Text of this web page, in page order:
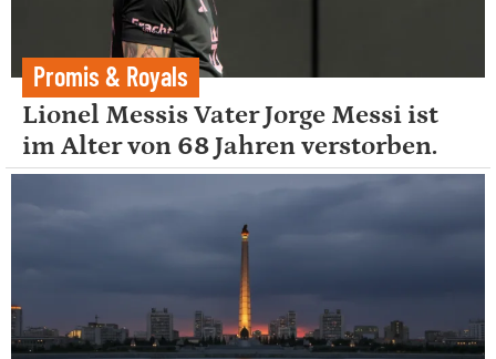
Promis & Royals
Lionel Messis Vater Jorge Messi ist
im Alter von 68 Jahren verstorben.